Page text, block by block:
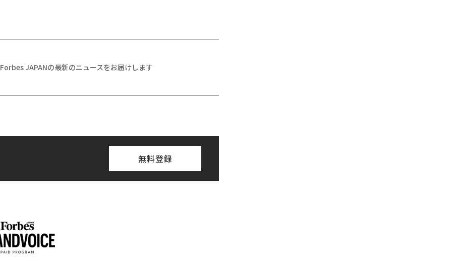
Forbes JAPANの最新のニュースをお届けします
無料登録